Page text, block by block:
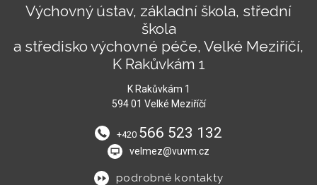
Výchovný ústav, základní škola, střední
škola
a středisko výchovné péče, Velké Meziříčí,
K Rakůvkám 1
K Rakůvkám 1
594 01 Velké Meziříčí
+420 566 523 132
velmez@vuvm.cz
podrobné kontakty